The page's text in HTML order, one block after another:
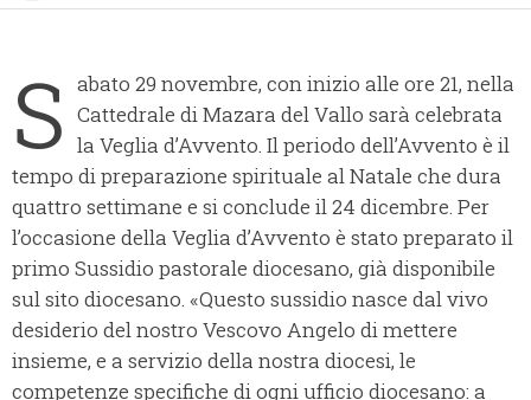
S abato 29 novembre, con inizio alle ore 21, nella
Cattedrale di Mazara del Vallo sarà celebrata
la Veglia d’Avvento. Il periodo dell’Avvento è il
tempo di preparazione spirituale al Natale che dura
quattro settimane e si conclude il 24 dicembre. Per
l’occasione della Veglia d’Avvento è stato preparato il
primo Sussidio pastorale diocesano, già disponibile
sul sito diocesano. «Questo sussidio nasce dal vivo
desiderio del nostro Vescovo Angelo di mettere
insieme, e a servizio della nostra diocesi, le
competenze specifiche di ogni ufficio diocesano: a